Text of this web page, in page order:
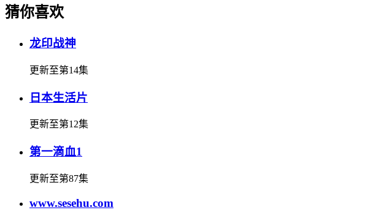
猜你喜欢
龙印战神
更新至第14集
日本生活片
更新至第12集
第一滴血1
更新至第87集
www.sesehu.com